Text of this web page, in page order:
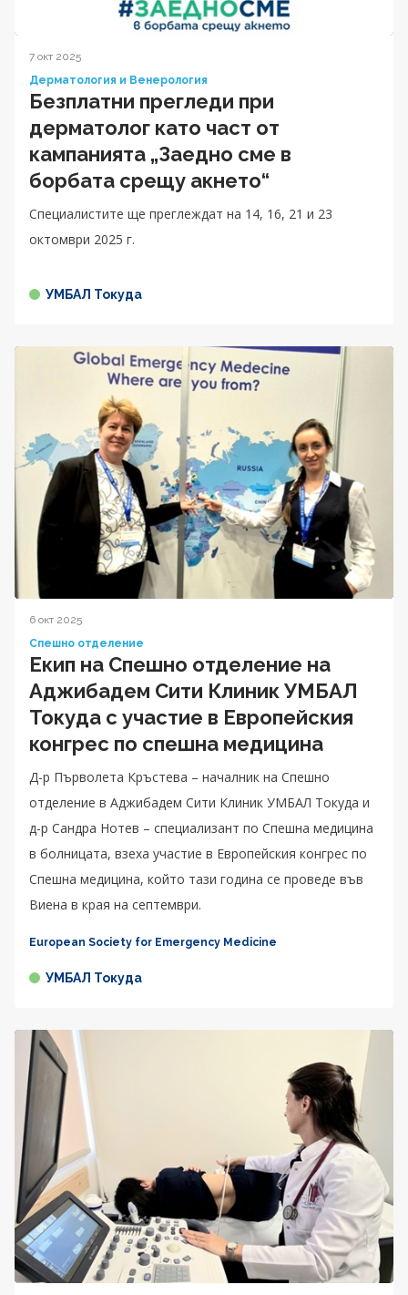
7 окт 2025
Дерматология и Венерология
Безплатни прегледи при
дерматолог като част от
кампанията „Заедно сме в
борбата срещу акнето“
Специалистите ще преглеждат на 14, 16, 21 и 23
октомври 2025 г.
УМБАЛ Токуда
6 окт 2025
Спешно отделение
Екип на Спешно отделение на
Аджибадем Сити Клиник УМБАЛ
Токуда с участие в Европейския
конгрес по спешна медицина
Д-р Първолета Кръстева – началник на Спешно
отделение в Аджибадем Сити Клиник УМБАЛ Токуда и
д-р Сандра Нотев – специализант по Спешна медицина
в болницата, взеха участие в Европейския конгрес по
Спешна медицина, който тази година се проведе във
Виена в края на септември.
European Society for Emergency Medicine
УМБАЛ Токуда